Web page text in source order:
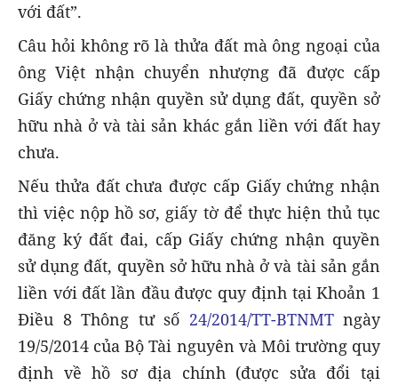
với đất”.
Câu hỏi không rõ là thửa đất mà ông ngoại của
ông Việt nhận chuyển nhượng đã được cấp
Giấy chứng nhận quyền sử dụng đất, quyền sở
hữu nhà ở và tài sản khác gắn liền với đất hay
chưa.
Nếu thửa đất chưa được cấp Giấy chứng nhận
thì việc nộp hồ sơ, giấy tờ để thực hiện thủ tục
đăng ký đất đai, cấp Giấy chứng nhận quyền
sử dụng đất, quyền sở hữu nhà ở và tài sản gắn
liền với đất lần đầu được quy định tại Khoản 1
Điều 8 Thông tư số 24/2014/TT-BTNMTngày
19/5/2014 của Bộ Tài nguyên và Môi trường quy
định về hồ sơ địa chính (được sửa đổi tại